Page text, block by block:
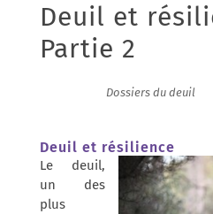
Deuil et
Partie 2
Dossiers du deuil
Deuil et résilience
Le deuil,
un des
plus